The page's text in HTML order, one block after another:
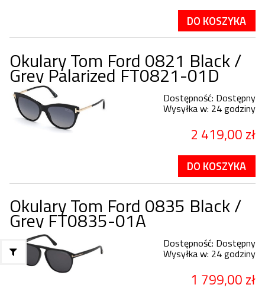
DO KOSZYKA
Okulary Tom Ford 0821 Black /
Grey Palarized FT0821-01D
Dostępność: Dostępny
Wysyłka w: 24 godziny
2 419,00 zł
DO KOSZYKA
Okulary Tom Ford 0835 Black /
Grey FT0835-01A
Dostępność: Dostępny
Wysyłka w: 24 godziny
1 799,00 zł